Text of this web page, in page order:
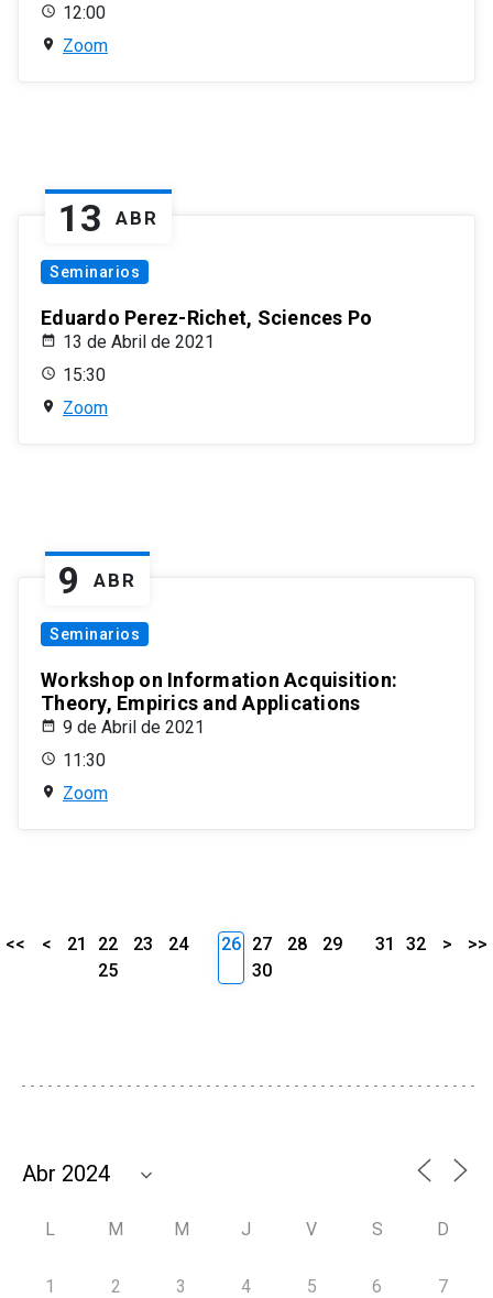
12:00
Zoom
13 ABR
Seminarios
Eduardo Perez-Richet, Sciences Po
13 de Abril de 2021
15:30
Zoom
9 ABR
Seminarios
Workshop on Information Acquisition:
Theory, Empirics and Applications
9 de Abril de 2021
11:30
Zoom
<< < 21 22 23
24
25
26 27 28
29
30
31 32 > >>
L M M J V S D
1 2 3 4 5 6 7